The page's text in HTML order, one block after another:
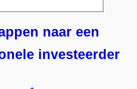
naar een
investeerder